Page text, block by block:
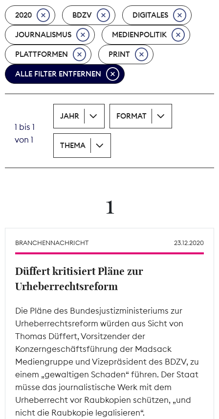
Nachhaltigkeit
Nachwuchs
Nova Award
Print
Wächterpreis
Mitgliederbereich
2020 BDZV DIGITALES
JOURNALISMUS MEDIENPOLITIK
PLATTFORMEN PRINT
ALLE FILTER ENTFERNEN
1 bis 1
von 1
JAHR FORMAT
THEMA
1
BRANCHENNACHRICHT 23.12.2020
Düffert kritisiert Pläne zur
Urheberrechtsreform
Die Pläne des Bundesjustizministeriums zur
Urheberrechtsreform würden aus Sicht von
Thomas Düffert, Vorsitzender der
Konzerngeschäftsführung der Madsack
Mediengruppe und Vizepräsident des BDZV, zu
einem „gewaltigen Schaden“ führen. Der Staat
müsse das journalistische Werk mit dem
Urheberrecht vor Raubkopien schützen, „und
nicht die Raubkopie legalisieren“.